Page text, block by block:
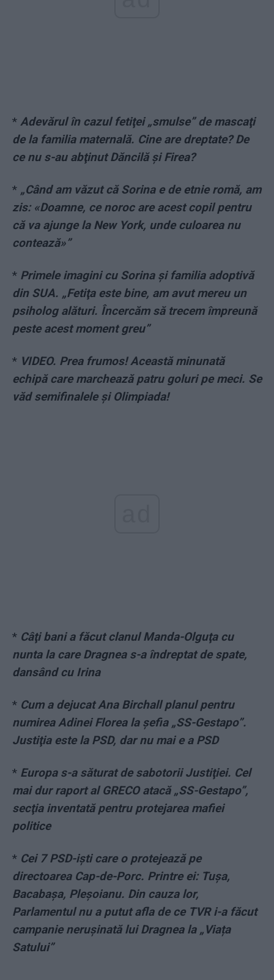
* Adevărul în cazul fetiţei „smulse” de mascaţi
de la familia maternală. Cine are dreptate? De
ce nu s-au abţinut Dăncilă şi Firea?
* „Când am văzut că Sorina e de etnie romă, am
zis: «Doamne, ce noroc are acest copil pentru
că va ajunge la New York, unde culoarea nu
contează»”
* Primele imagini cu Sorina şi familia adoptivă
din SUA. „Fetiţa este bine, am avut mereu un
psiholog alături. Încercăm să trecem împreună
peste acest moment greu”
* VIDEO. Prea frumos! Această minunată
echipă care marchează patru goluri pe meci. Se
văd semifinalele și Olimpiada!
* Câţi bani a făcut clanul Manda-Olguţa cu
nunta la care Dragnea s-a îndreptat de spate,
dansând cu Irina
* Cum a dejucat Ana Birchall planul pentru
numirea Adinei Florea la şefia „SS-Gestapo”.
Justiţia este la PSD, dar nu mai e a PSD
* Europa s-a săturat de sabotorii Justiţiei. Cel
mai dur raport al GRECO atacă „SS-Gestapo”,
secţia inventată pentru protejarea mafiei
politice
* Cei 7 PSD-iști care o protejează pe
directoarea Cap-de-Porc. Printre ei: Tușa,
Bacabașa, Pleșoianu. Din cauza lor,
Parlamentul nu a putut afla de ce TVR i-a făcut
campanie nerușinată lui Dragnea la „Viața
Satului”